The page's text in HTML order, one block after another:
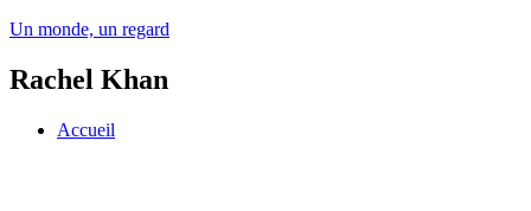
Un monde, un regard
Rachel Khan
Accueil